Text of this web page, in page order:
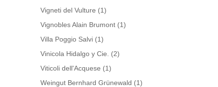
Vigneti del Vulture (1)
Vignobles Alain Brumont (1)
Villa Poggio Salvi (1)
Vinicola Hidalgo y Cie.
(2)
Viticoli dell'Acquese (1)
Weingut Bernhard Grünewald (1)